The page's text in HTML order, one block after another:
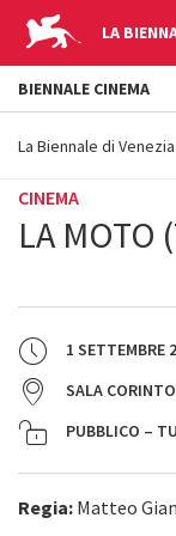
LA
YOUR
ARE
La Biennale di Venezia
CINEMA
LA MOTO
1 SETTEMBRE
SALA CORINTO
PUBBLICO –
Regia: Matteo
BIENNALE CINEMA